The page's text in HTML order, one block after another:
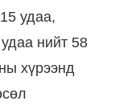
удаа,
нийт 58
хүрээнд